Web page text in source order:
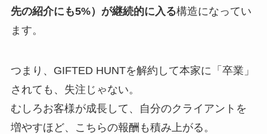
先の紹介にも5%）が継続的に入る構造になってい
ます。
つまり、GIFTED HUNTを解約して本家に「卒業」
されても、失注じゃない。
むしろお客様が成長して、自分のクライアントを
増やすほど、こちらの報酬も積み上がる。